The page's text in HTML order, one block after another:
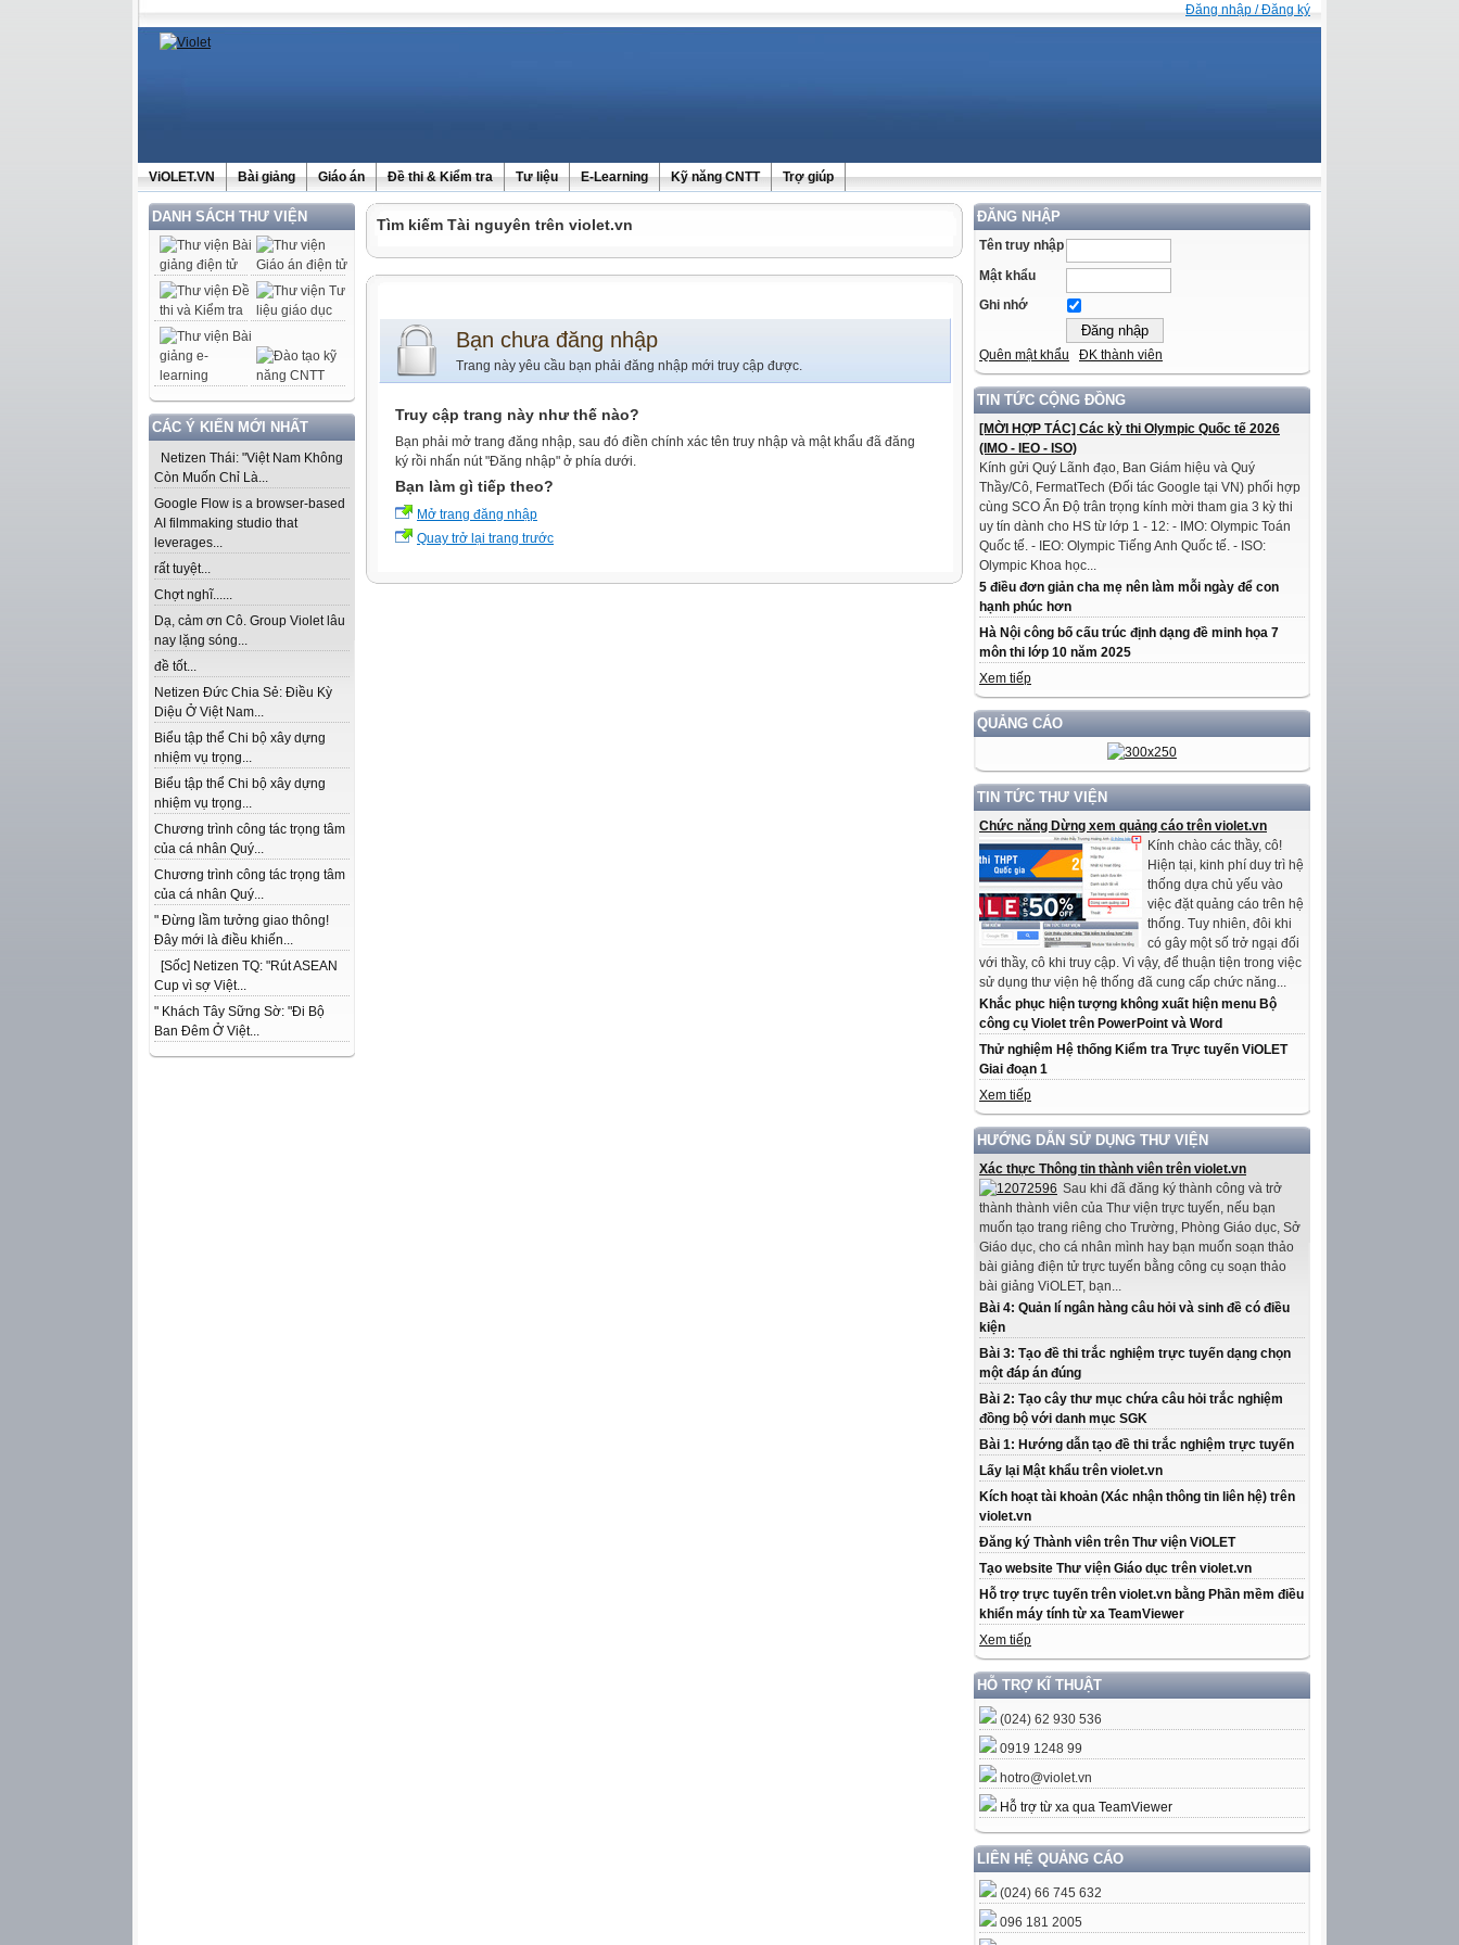
Đăng nhập / Đăng ký
ViOLET.VN Bài giảng Giáo án Đề thi & Kiểm tra Tư liệu E-Learning Kỹ năng CNTT Trợ giúp
DANH SÁCH THƯ VIỆN
CÁC Ý KIẾN MỚI NHẤT
Netizen Thái: "Việt Nam Không
Còn Muốn Chỉ Là...
Google Flow is a browser-based
AI filmmaking studio that
leverages...
rất tuyệt...
Chợt nghĩ......
Dạ, cảm ơn Cô. Group Violet lâu
nay lặng sóng...
đề tốt...
Netizen Đức Chia Sẻ: Điều Kỳ
Diệu Ở Việt Nam...
Biểu tập thể Chi bộ xây dựng
nhiệm vụ trọng...
Biểu tập thể Chi bộ xây dựng
nhiệm vụ trọng...
Chương trình công tác trọng tâm
của cá nhân Quý...
Chương trình công tác trọng tâm
của cá nhân Quý...
" Đừng lầm tưởng giao thông!
Đây mới là điều khiến...
[Sốc] Netizen TQ: "Rút ASEAN
Cup vì sợ Việt...
" Khách Tây Sững Sờ: "Đi Bộ
Ban Đêm Ở Việt...
ĐĂNG NHẬP
Tên truy nhập
Mật khẩu
Ghi nhớ
Quên mật khẩu ĐK thành viên
TIN TỨC CỘNG ĐỒNG
[MỜI HỢP TÁC] Các kỳ thi Olympic Quốc tế 2026
(IMO - IEO - ISO)
Kính gửi Quý Lãnh đạo, Ban Giám hiệu và Quý
Thầy/Cô, FermatTech (Đối tác Google tại VN) phối hợp
cùng SCO Ấn Độ trân trọng kính mời tham gia 3 kỳ thi
uy tín dành cho HS từ lớp 1 - 12: - IMO: Olympic Toán
Quốc tế. - IEO: Olympic Tiếng Anh Quốc tế. - ISO:
Olympic Khoa học...
5 điều đơn giản cha mẹ nên làm mỗi ngày để con
hạnh phúc hơn
Hà Nội công bố cấu trúc định dạng đề minh họa 7
môn thi lớp 10 năm 2025
Xem tiếp
QUẢNG CÁO
TIN TỨC THƯ VIỆN
Chức năng Dừng xem quảng cáo trên violet.vn
Kính chào các thầy, cô!
Hiện tại, kinh phí duy trì hệ
thống dựa chủ yếu vào
việc đặt quảng cáo trên hệ
thống. Tuy nhiên, đôi khi
có gây một số trở ngại đối
với thầy, cô khi truy cập. Vì vậy, để thuận tiện trong việc
sử dụng thư viện hệ thống đã cung cấp chức năng...
Khắc phục hiện tượng không xuất hiện menu Bộ
công cụ Violet trên PowerPoint và Word
Thử nghiệm Hệ thống Kiểm tra Trực tuyến ViOLET
Giai đoạn 1
Xem tiếp
HƯỚNG DẪN SỬ DỤNG THƯ VIỆN
Xác thực Thông tin thành viên trên violet.vn
Sau khi đã đăng ký thành công và trở
thành thành viên của Thư viện trực tuyến, nếu bạn
muốn tạo trang riêng cho Trường, Phòng Giáo dục, Sở
Giáo dục, cho cá nhân mình hay bạn muốn soạn thảo
bài giảng điện tử trực tuyến bằng công cụ soạn thảo
bài giảng ViOLET, bạn...
Bài 4: Quản lí ngân hàng câu hỏi và sinh đề có điều
kiện
Bài 3: Tạo đề thi trắc nghiệm trực tuyến dạng chọn
một đáp án đúng
Bài 2: Tạo cây thư mục chứa câu hỏi trắc nghiệm
đồng bộ với danh mục SGK
Bài 1: Hướng dẫn tạo đề thi trắc nghiệm trực tuyến
Lấy lại Mật khẩu trên violet.vn
Kích hoạt tài khoản (Xác nhận thông tin liên hệ) trên
violet.vn
Đăng ký Thành viên trên Thư viện ViOLET
Tạo website Thư viện Giáo dục trên violet.vn
Hỗ trợ trực tuyến trên violet.vn bằng Phần mềm điều
khiển máy tính từ xa TeamViewer
Xem tiếp
HỖ TRỢ KĨ THUẬT
(024) 62 930 536
0919 1248 99
hotro@violet.vn
Hỗ trợ từ xa qua TeamViewer
LIÊN HỆ QUẢNG CÁO
(024) 66 745 632
096 181 2005
Tìm kiếm Tài nguyên trên violet.vn
Bạn chưa đăng nhập
Trang này yêu cầu bạn phải đăng nhập mới truy cập được.
Truy cập trang này như thế nào?
Bạn phải mở trang đăng nhập, sau đó điền chính xác tên truy nhập và mật khẩu đã đăng
ký rồi nhấn nút "Đăng nhập" ở phía dưới.
Bạn làm gì tiếp theo?
Mở trang đăng nhập
Quay trở lại trang trước